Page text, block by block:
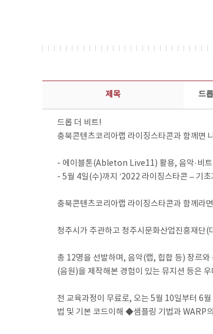
보도자료 상세보기 - 제목, 담당부서, 담당자, 담당연락처, 내용, 첨부파일 정보 제공
제목 드
드롭 더 비트!
충북콘텐츠코리아랩 라이징스타콘과 함께면
- 에이블톤(Ableton Live11) 활용, 음악·비트
- 5월 4일(수)까지 ‘2022 라이징스타콘 – 기
충북콘텐츠코리아랩 라이징스타콘과 함께라면
청주시가 주관하고 청주시문화산업진흥재단
총 12명을 선발하며, 음악(랩, 힙합 등) 장르
(음원)을 제작해본 경험이 있는 뮤지션 등은 우
전 교육과정이 무료로, 오는 5월 10일부터 6
법 및 기본 코드이해 ◆샘플링 기법과 WARP